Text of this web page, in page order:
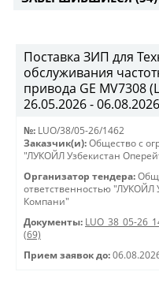
Поставка ЗИП для
обслуживания
привода GE MV7308
26.05.2026 - 06.08.2026
№: LUO/38/05-26/1462
Заказчик(и): Общество с
"ЛУКОЙЛ Узбекистан
Организатор тендера:
ответственностью "ЛУКОЙЛ
Компани"
Документы: LUO_38_05-
(69)
Прием заявок до: